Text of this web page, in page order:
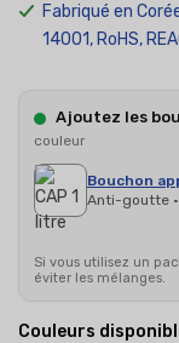
Fabriqué en
14001, RoHS,
Ajoutez les
couleur
Bouchon
Anti-goutte
Si vous utilisez un
éviter les mélanges.
Couleurs